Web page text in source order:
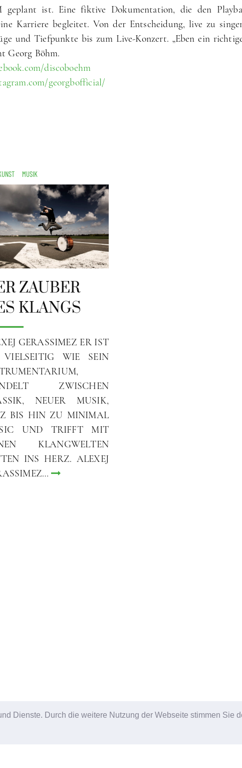
Dienste. Durch die weitere Nutzung der Webseite stimmen Sie
ist. Eine fiktive Dokumentation, die den
Karriere begleitet. Von der Entscheidung, live zu
und Tiefpunkte bis zum Live-Konzert. „Eben ein
Georg Böhm.
discoboehm
georgbofficial/
MUSIK
ZAUBER
KLANGS
GERASSIMEZ ER IST
WIE SEIN
ZWISCHEN
NEUER MUSIK,
BIS HIN ZU MINIMAL
UND TRIFFT MIT
KLANGWELTEN
INS HERZ. ALEXEJ